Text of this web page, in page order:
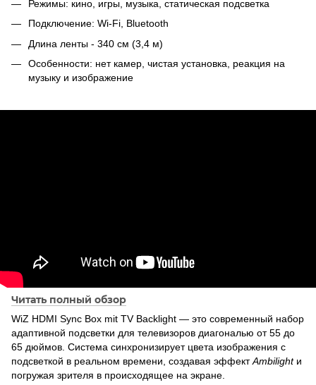
Режимы: кино, игры, музыка, статическая подсветка
Подключение: Wi-Fi, Bluetooth
Длина ленты - 340 см (3,4 м)
Особенности: нет камер, чистая установка, реакция на
музыку и изображение
Читать полный обзор
WiZ HDMI Sync Box mit TV Backlight — это современный набор
адаптивной подсветки для телевизоров диагональю от 55 до
65 дюймов. Система синхронизирует цвета изображения с
подсветкой в реальном времени, создавая эффектAmbilightи
погружая зрителя в происходящее на экране.